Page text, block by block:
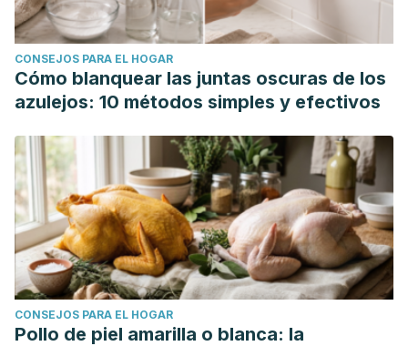
CONSEJOS PARA EL HOGAR
Cómo blanquear las juntas oscuras de los
azulejos: 10 métodos simples y efectivos
CONSEJOS PARA EL HOGAR
Pollo de piel amarilla o blanca: la